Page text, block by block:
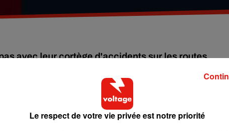
avec leur cortège d'accidents sur les routes.
semaines, nous avons été moins nombreux à donner notre
pour cet été. Parce que les maladies ne prennent pas de
notre pouvoir de sauver des viesen donnant notre sang, dès
Le respect de votre vie privée est notre priorité